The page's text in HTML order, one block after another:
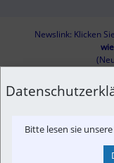
Newslink: Klicken
Austria-In-Motion
Bitte lesen sie